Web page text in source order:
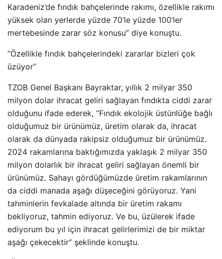
Karadeniz’de fındık bahçelerinde rakımı, özellikle rakımı
yüksek olan yerlerde yüzde 70’le yüzde 100’ler
mertebesinde zarar söz konusu” diye konuştu.
“Özellikle fındık bahçelerindeki zararlar bizleri çok
üzüyor”
TZOB Genel Başkanı Bayraktar, yıllık 2 milyar 350
milyon dolar ihracat geliri sağlayan fındıkta ciddi zarar
olduğunu ifade ederek, “Fındık ekolojik üstünlüğe bağlı
olduğumuz bir ürünümüz, üretim olarak da, ihracat
olarak da dünyada rakipsiz olduğumuz bir ürünümüz.
2024 rakamlarına baktığımızda yaklaşık 2 milyar 350
milyon dolarlık bir ihracat geliri sağlayan önemli bir
ürünümüz. Sahayı gördüğümüzde üretim rakamlarının
da ciddi manada aşağı düşeceğini görüyoruz. Yani
tahminlerin fevkalade altında bir üretim rakamı
bekliyoruz, tahmin ediyoruz. Ve bu, üzülerek ifade
ediyorum bu yıl için ihracat gelirlerimizi de bir miktar
aşağı çekecektir” şeklinde konuştu.